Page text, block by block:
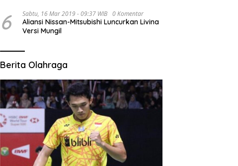
6 Sabtu, 16 Mar 2019 - 09:37 WIB 0 Komentar
Aliansi Nissan-Mitsubishi Luncurkan Livina
Versi Mungil
Berita Olahraga